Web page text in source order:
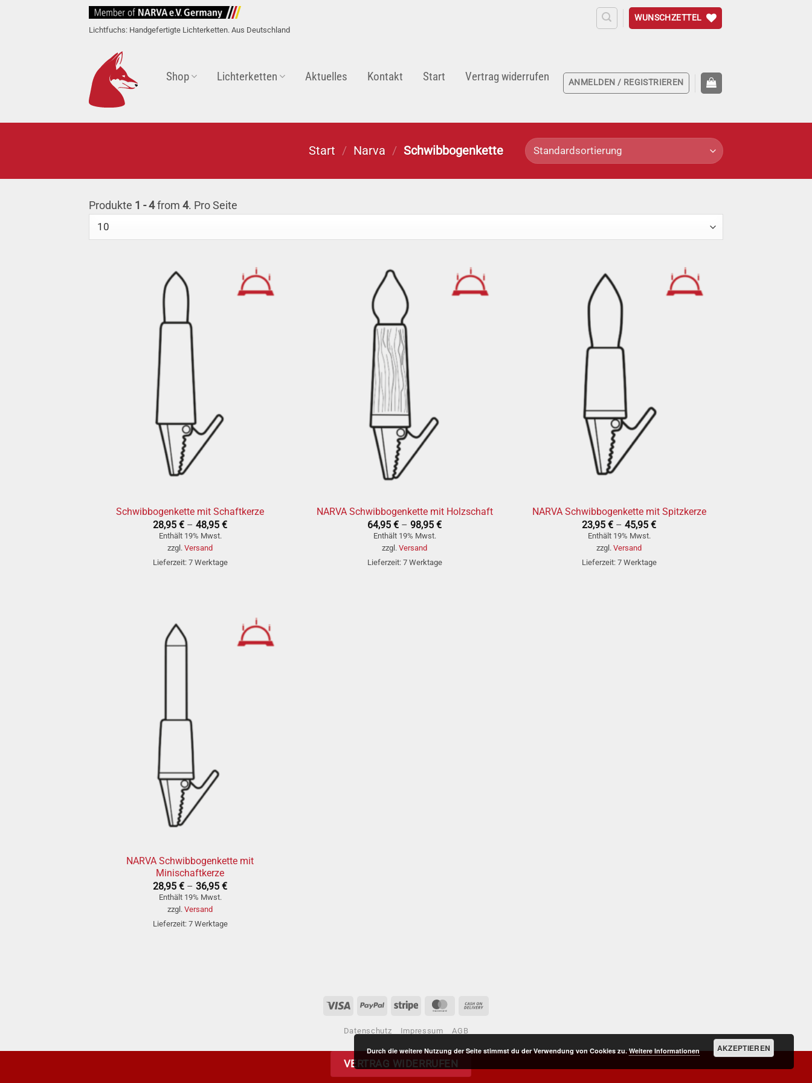
Lichtfuchs: Handgefertigte Lichterketten. Aus Deutschland
WUNSCHZETTEL
Shop Lichterketten Aktuelles Kontakt Start Vertrag widerrufen ANMELDEN / REGISTRIEREN
Start / Narva / Schwibbogenkette
Produkte 1 - 4from 4. Pro Seite
» auf den
Schwibbogenkette mit Schaftkerze
28,95 € – 48,95 €Preisspanne:
Enthält 19% Mwst.
zzgl. Versand
Lieferzeit: 7 Werktage
» auf den
NARVA Schwibbogenkette mit Holzschaft
64,95 € – 98,95 €Preisspanne:
Enthält 19% Mwst.
zzgl. Versand
Lieferzeit: 7 Werktage
» auf den
NARVA Schwibbogenkette mit Spitzkerze
23,95 € – 45,95 €Preisspanne:
Enthält 19% Mwst.
zzgl. Versand
Lieferzeit: 7 Werktage
» auf den
NARVA Schwibbogenkette mit
Minischaftkerze
28,95 € – 36,95 €Preisspanne:
Enthält 19% Mwst.
zzgl. Versand
Lieferzeit: 7 Werktage
Visa PayPal Stripe MasterCard
Delivery
Datenschutz Impressum AGB
VERTRAG WIDERRUFEN
Durch die weitere Nutzung der Seite stimmst du der Verwendung von Cookies zu.Weitere Informationen AKZEPTIEREN